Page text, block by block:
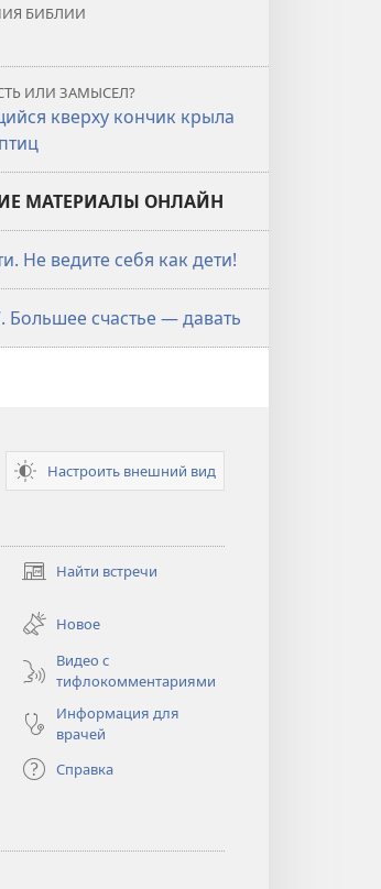
БИБЛИИ
ИЛИ ЗАМЫСЕЛ?
кверху кончик крыла
МАТЕРИАЛЫ ОНЛАЙН
Не ведите себя как дети!
Большее счастье — давать
Настроить внешний вид
Найти встречи
(открывается
новомНовое
Видео с
тифлокомментариями
Информация для
врачей
Справка